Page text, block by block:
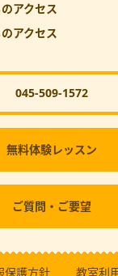
アクセス
アクセス
045-509-1572
無料体験レッスン
ご質問・ご要望
保護方針 教室利